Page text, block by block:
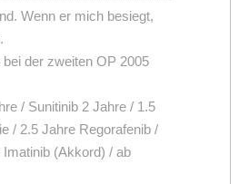
Wenn er mich besiegt,
der zweiten OP 2005
/ Sunitinib 2 Jahre / 1.5
/ 2.5 Jahre Regorafenib /
(Akkord) / ab